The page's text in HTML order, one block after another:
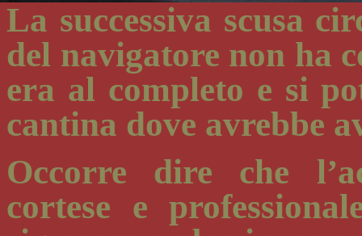
La successiva scusa
del navigatore non ha
era al completo e si
cantina dove avrebbe
Occorre dire che
cortese e